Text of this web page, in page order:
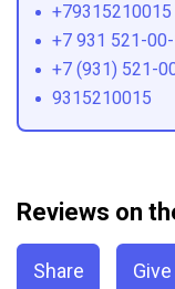
+79315210015
+7 931 521-
+7 (931) 521-
9315210015
Reviews on
Share